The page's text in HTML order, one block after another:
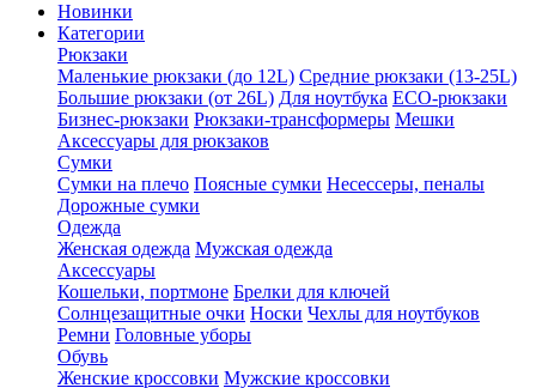
Новинки
Категории
Рюкзаки
Маленькие рюкзаки (до 12L) Средние рюкзаки (13-25L)
Большие рюкзаки (от 26L) Для ноутбука ECO-рюкзаки
Бизнес-рюкзаки Рюкзаки-трансформеры Мешки
Аксессуары для рюкзаков
Сумки
Сумки на плечо Поясные сумки Несессеры, пеналы
Дорожные сумки
Одежда
Женская одежда Мужская одежда
Аксессуары
Кошельки, портмоне Брелки для ключей
Солнцезащитные очки Носки Чехлы для ноутбуков
Ремни Головные уборы
Обувь
Женские кроссовки Мужские кроссовки